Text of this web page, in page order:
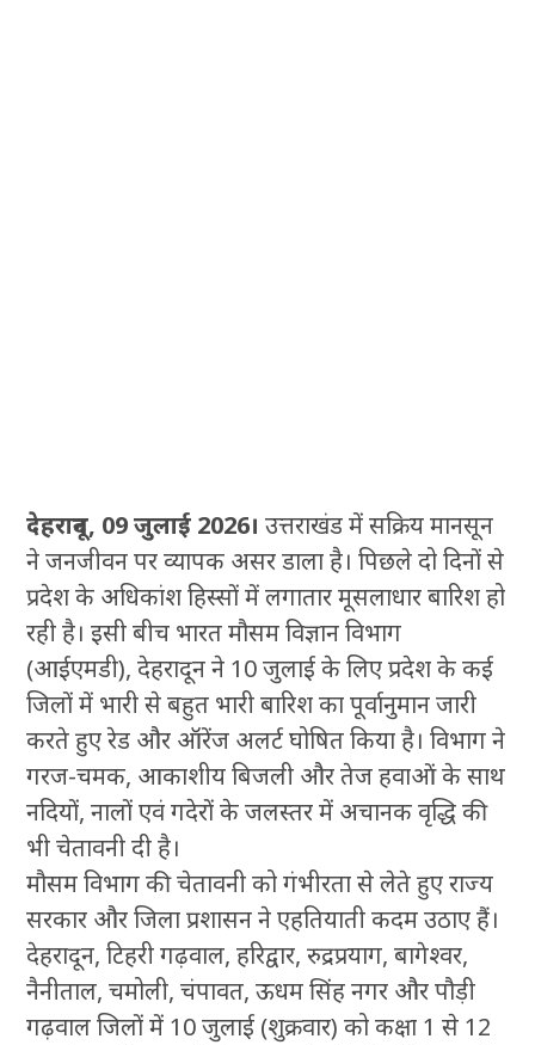
देहरादून, 09 जुलाई 2026। उत्तराखंड में सक्रिय मानसून
ने जनजीवन पर व्यापक असर डाला है। पिछले दो दिनों से
प्रदेश के अधिकांश हिस्सों में लगातार मूसलाधार बारिश हो
रही है। इसी बीच भारत मौसम विज्ञान विभाग
(आईएमडी), देहरादून ने 10 जुलाई के लिए प्रदेश के कई
जिलों में भारी से बहुत भारी बारिश का पूर्वानुमान जारी
करते हुए रेड और ऑरेंज अलर्ट घोषित किया है। विभाग ने
गरज-चमक, आकाशीय बिजली और तेज हवाओं के साथ
नदियों, नालों एवं गदेरों के जलस्तर में अचानक वृद्धि की
भी चेतावनी दी है।
मौसम विभाग की चेतावनी को गंभीरता से लेते हुए राज्य
सरकार और जिला प्रशासन ने एहतियाती कदम उठाए हैं।
देहरादून, टिहरी गढ़वाल, हरिद्वार, रुद्रप्रयाग, बागेश्वर,
नैनीताल, चमोली, चंपावत, ऊधम सिंह नगर और पौड़ी
गढ़वाल जिलों में 10 जुलाई (शुक्रवार) को कक्षा 1 से 12